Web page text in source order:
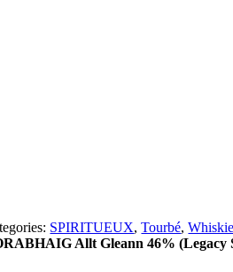
SPIRITUEUX,Tourbé,
Allt Gleann 46% (Legacy